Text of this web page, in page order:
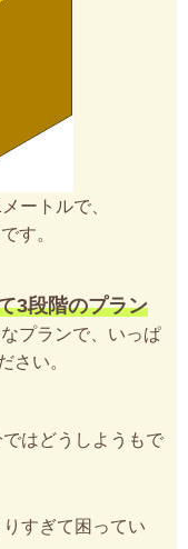
ートルで、
す。
3段階のプラン
プランで、いっぱ
さい。
はどうしようもで
すぎて困ってい